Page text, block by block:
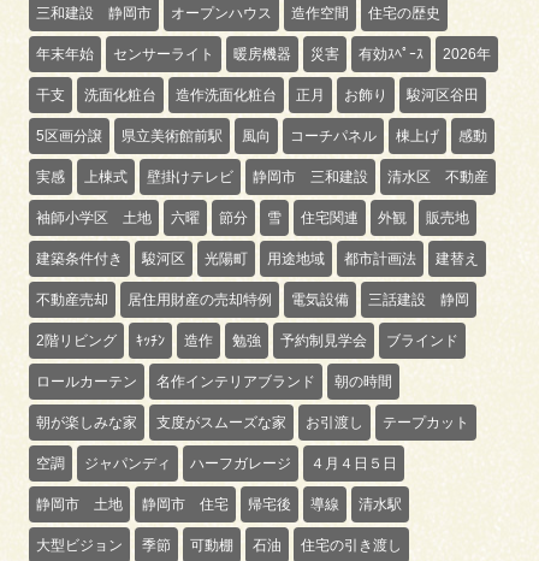
三和建設 静岡市 オープンハウス 造作空間 住宅の歴史
年末年始 センサーライト 暖房機器 災害 有効ｽﾍﾟｰｽ 2026年
干支 洗面化粧台 造作洗面化粧台 正月 お飾り 駿河区谷田
5区画分譲 県立美術館前駅 風向 コーチパネル 棟上げ 感動
実感 上棟式 壁掛けテレビ 静岡市 三和建設 清水区 不動産
袖師小学区 土地 六曜 節分 雪 住宅関連 外観 販売地
建築条件付き 駿河区 光陽町 用途地域 都市計画法 建替え
不動産売却 居住用財産の売却特例 電気設備 三話建設 静岡
2階リビング ｷｯﾁﾝ 造作 勉強 予約制見学会 ブラインド
ロールカーテン 名作インテリアブランド 朝の時間
朝が楽しみな家 支度がスムーズな家 お引渡し テープカット
空調 ジャパンディ ハーフガレージ ４月４日５日
静岡市 土地 静岡市 住宅 帰宅後 導線 清水駅
大型ビジョン 季節 可動棚 石油 住宅の引き渡し